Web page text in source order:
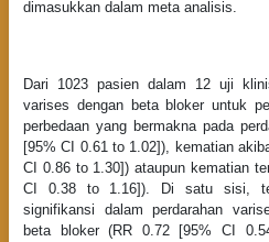
dimasukkan dalam meta analisis.
Dari 1023 pasien dalam 12 uji
varises dengan beta bloker untuk
perbedaan yang bermakna pada
[95% CI 0.61 to 1.02]), kematian
CI 0.86 to 1.30]) ataupun kematian
CI 0.38 to 1.16]). Di satu sisi,
signifikansi dalam perdarahan
beta bloker (RR 0.72 [95% CI